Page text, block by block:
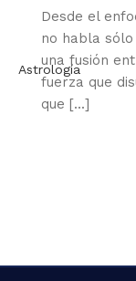
Desde el
no habla sólo
una fusión
fuerza que
que [...]